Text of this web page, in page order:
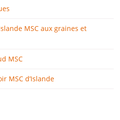
MSC aux graines et
MSC
MSC d’Islande